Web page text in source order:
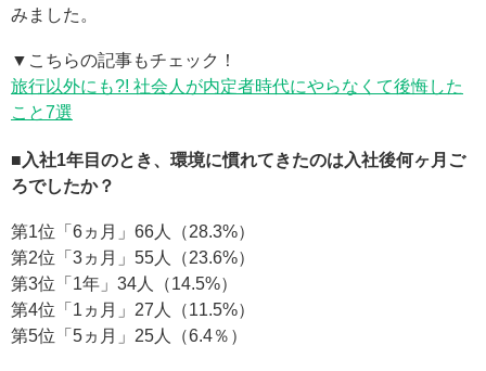
みました。
▼こちらの記事もチェック！
旅行以外にも?! 社会人が内定者時代にやらなくて後悔した
こと7選
■入社1年目のとき、環境に慣れてきたのは入社後何ヶ月ご
ろでしたか？
第1位「6ヵ月」66人（28.3%）
第2位「3ヵ月」55人（23.6%）
第3位「1年」34人（14.5%）
第4位「1ヵ月」27人（11.5%）
第5位「5ヵ月」25人（6.4％）